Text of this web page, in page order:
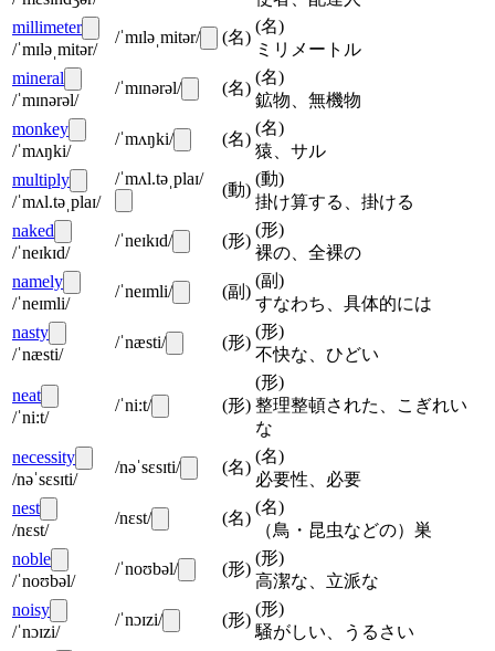
millimeter
/ˈmɪləˌmitər/
/ˈmɪləˌmitər/ (名)
(名)
ミリメートル
mineral
/ˈmɪnərəl/
/ˈmɪnərəl/ (名)
(名)
鉱物、無機物
monkey
/ˈmʌŋki/
/ˈmʌŋki/ (名)
(名)
猿、サル
multiply
/ˈmʌl.təˌplaɪ/
/ˈmʌl.təˌplaɪ/
(動)
(動)
掛け算する、掛ける
naked
/ˈneɪkɪd/
/ˈneɪkɪd/ (形)
(形)
裸の、全裸の
namely
/ˈneɪmli/
/ˈneɪmli/ (副 )
(副 )
すなわち、具体的には
nasty
/ˈnæsti/
/ˈnæsti/ (形)
(形)
不快な、ひどい
neat
/ˈni:t/
/ˈni:t/ (形)
(形)
整理整頓された、こぎれい
な
necessity
/nəˈsɛsɪti/
/nəˈsɛsɪti/ (名)
(名)
必要性、必要
nest
/nɛst/
/nɛst/ (名)
(名)
（鳥・昆虫などの）巣
noble
/ˈnoʊbəl/
/ˈnoʊbəl/ (形)
(形)
高潔な、立派な
noisy
/ˈnɔɪzi/
/ˈnɔɪzi/ (形)
(形)
騒がしい、うるさい